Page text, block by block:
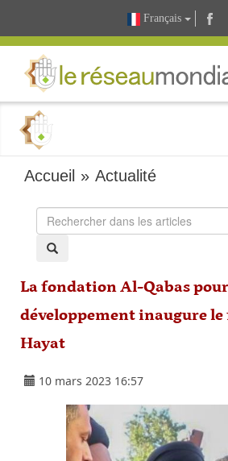
Français
Accueil »Actualité
La fondation Al-Qabas
développement inaugure
Hayat
10 mars 2023 16:57